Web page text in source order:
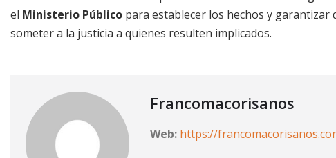
el Ministerio Público para establecer los hechos y
someter a la justicia a quienes resulten implicados.
Francomacorisanos
Web: https://